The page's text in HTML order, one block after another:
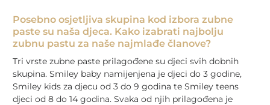
Posebno osjetljiva skupina kod izbora zubne
paste su naša djeca. Kako izabrati najbolju
zubnu pastu za naše najmlađe članove?
Tri vrste zubne paste prilagođene su djeci svih dobnih
skupina. Smiley baby namijenjena je djeci do 3 godine,
Smiley kids za djecu od 3 do 9 godina te Smiley teens
djeci od 8 do 14 godina. Svaka od njih prilagođena je